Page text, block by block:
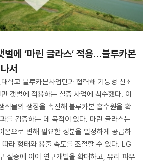
벌에 ‘마린 글라스’ 적용…블루카본
서
학교 블루카본사업단과 협력해 기능성 신소
만 갯벌에 적용하는 실증 사업에 착수했다. 이
식물의 생장을 촉진해 블루카본 흡수원을 확
를 검증하는 데 목적이 있다. 마린 글라스는
온으로 변해 필요한 성분을 일정하게 공급하
라 형태와 용출 속도를 조절할 수 있다. LG
실증에 이어 연구개발을 확대하고, 유리 파우